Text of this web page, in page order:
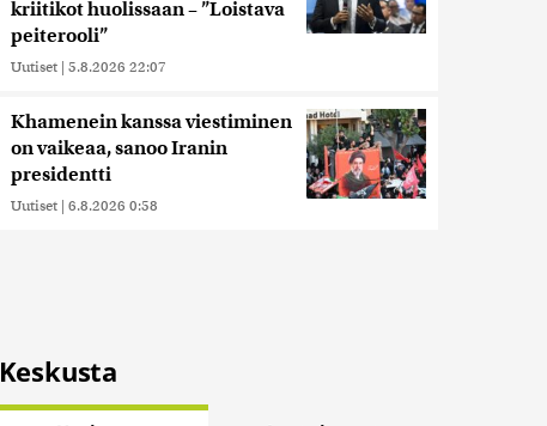
kriitikot huolissaan – ”Loistava
peiterooli”
Uutiset | 5.8.2026 22:07
Khamenein kanssa viestiminen
on vaikeaa, sanoo Iranin
presidentti
Uutiset | 6.8.2026 0:58
Keskusta